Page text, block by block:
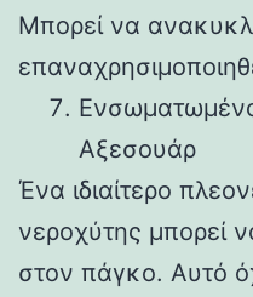
Μπορεί να
Αξεσουάρ
Ένα ιδιαίτερο
νεροχύτης μπορεί
στον πάγκο. Αυτό